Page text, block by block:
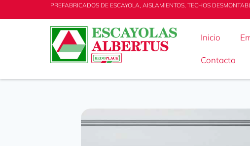
PREFABRICADOS DE ESCAYOLA, AISLAMIENTOS, TECHOS
Inicio
Contacto